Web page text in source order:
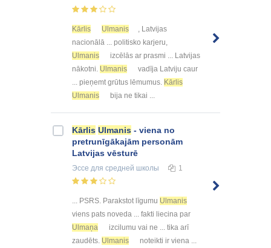
Kārlis Ulmanis
, Latvijas
nacionālā ... politisko karjeru,
Ulmanis
izcēlās ar prasmi ... Latvijas
nākotni. Ulmanis
vadīja Latviju caur
... pieņemt grūtus lēmumus. Kārlis
Ulmanis
bija ne tikai ...
Kārlis Ulmanis - viena no
pretrunīgākajām personām
Latvijas vēsturē
Эссе для средней школы 1
... PSRS. Parakstot līgumu Ulmanis
viens pats noveda ... fakti liecina par
Ulmaņa
izcilumu vai ne ... tika arī
zaudēts. Ulmanis noteikti ir viena ...